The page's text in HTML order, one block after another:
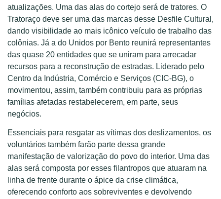
atualizações. Uma das alas do cortejo será de tratores. O
Tratoraço deve ser uma das marcas desse Desfile Cultural,
dando visibilidade ao mais icônico veículo de trabalho das
colônias. Já a do Unidos por Bento reunirá representantes
das quase 20 entidades que se uniram para arrecadar
recursos para a reconstrução de estradas. Liderado pelo
Centro da Indústria, Comércio e Serviços (CIC-BG), o
movimentou, assim, também contribuiu para as próprias
famílias afetadas restabelecerem, em parte, seus
negócios.
Essenciais para resgatar as vítimas dos deslizamentos, os
voluntários também farão parte dessa grande
manifestação de valorização do povo do interior. Uma das
alas será composta por esses filantropos que atuaram na
linha de frente durante o ápice da crise climática,
oferecendo conforto aos sobreviventes e devolvendo